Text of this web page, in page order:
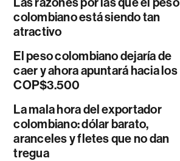
colombiano está siendo tan
atractivo
El peso colombiano dejaría de
caer y ahora apuntará hacia los
COP$3.500
La mala hora del exportador
colombiano: dólar barato,
aranceles y fletes que no dan
tregua